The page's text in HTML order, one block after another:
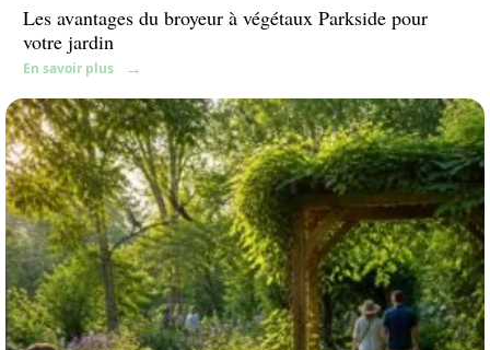
Les avantages du broyeur à végétaux Parkside pour
votre jardin
En savoir plus